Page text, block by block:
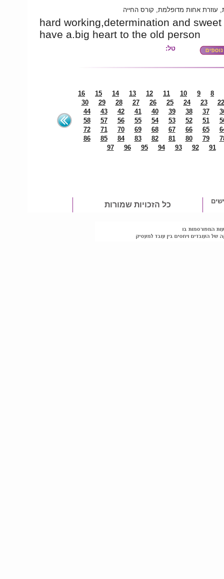
עוזרת אחות מדופלמת, קורס החייה
hard working,determination and
have a.big heart to the old person
טל:
8
9
10
11
12
13
14
15
16
22
23
24
25
26
27
28
29
30
37
38
39
40
41
42
43
44
51
52
53
54
55
56
57
58
65
66
67
68
69
70
71
72
79
80
81
82
83
84
85
86
91
92
93
94
95
96
97
כל הזכויות שמורות